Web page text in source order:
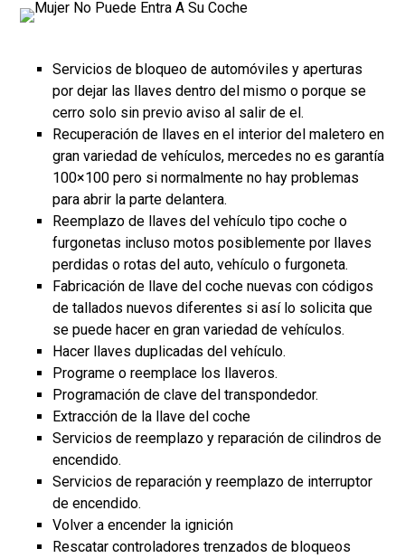
Servicios de bloqueo de automóviles y aperturas
por dejar las llaves dentro del mismo o porque se
cerro solo sin previo aviso al salir de el.
Recuperación de llaves en el interior del maletero en
gran variedad de vehículos, mercedes no es garantía
100×100 pero si normalmente no hay problemas
para abrir la parte delantera.
Reemplazo de llaves del vehículo tipo coche o
furgonetas incluso motos posiblemente por llaves
perdidas o rotas del auto, vehículo o furgoneta.
Fabricación de llave del coche nuevas con códigos
de tallados nuevos diferentes si así lo solicita que
se puede hacer en gran variedad de vehículos.
Hacer llaves duplicadas del vehículo.
Programe o reemplace los llaveros.
Programación de clave del transpondedor.
Extracción de la llave del coche
Servicios de reemplazo y reparación de cilindros de
encendido.
Servicios de reparación y reemplazo de interruptor
de encendido.
Volver a encender la ignición
Rescatar controladores trenzados de bloqueos